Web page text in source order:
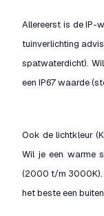
Allereerst is de IP-
tuinverlichting
spatwaterdicht).
een IP67 waarde
Ook de lichtkleur
Wil je een warme
(2000 t/m 3000K).
het beste een